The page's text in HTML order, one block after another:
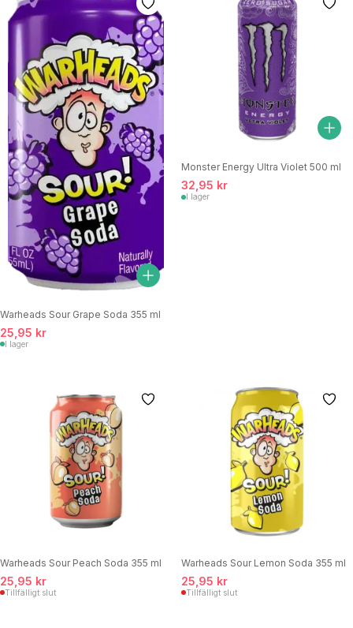
Warheads Sour Grape Soda 355 ml
25,95 kr
I lager
Monster Energy Ultra Violet 500 ml
32,95 kr
I lager
Warheads Sour Peach Soda 355 ml
25,95 kr
Tillfälligt slut
Warheads Sour Lemon Soda 355 ml
25,95 kr
Tillfälligt slut